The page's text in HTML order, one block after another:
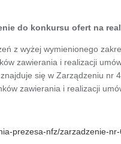
do konkursu ofert na
z wyżej wymienionego
zawierania i realizacji
się w Zarządzeniu
zawierania i realizacji
prezesa-nfz/zarzadzenie-